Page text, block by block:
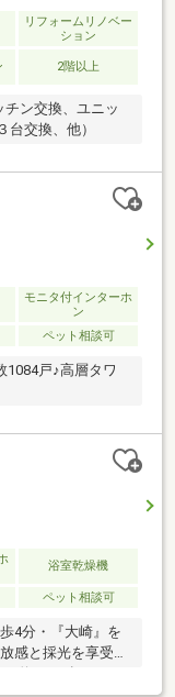
リフォームリノベー
ション
2階以上
ン交換、ユニッ
台交換、他）
モニタ付インターホ
ン
ペット相談可
戸♪高層タワ
浴室乾燥機
ペット相談可
4分・『大崎』を
感と採光を享受す